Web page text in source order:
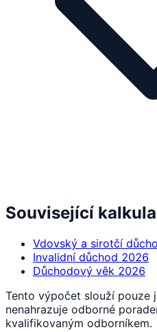
Související
Vdovský a sirotčí
Invalidní důchod 2026
Důchodový věk 2026
Tento výpočet slouží pouze
nenahrazuje odborné
kvalifikovaným odborníkem.